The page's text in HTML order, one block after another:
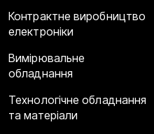
Контрактне виробництво
електроніки
Вимірювальне
обладнання
Технологічне обладнання
та матеріали